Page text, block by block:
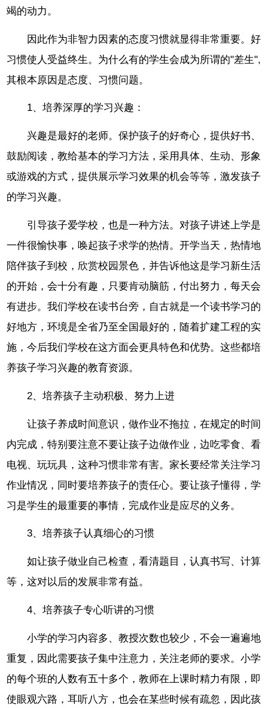
竭的动力。
因此作为非智力因素的态度习惯就显得非常重要。好
习惯使人受益终生。为什么有的学生会成为所谓的"差生",
其根本原因是态度、习惯问题。
1、培养深厚的学习兴趣：
兴趣是最好的老师。保护孩子的好奇心，提供好书、
鼓励阅读，教给基本的学习方法，采用具体、生动、形象
或游戏的方式，提供展示学习效果的机会等等，激发孩子
的学习兴趣。
引导孩子爱学校，也是一种方法。对孩子讲述上学是
一件很愉快事，唤起孩子求学的热情。开学当天，热情地
陪伴孩子到校，欣赏校园景色，并告诉他这是学习新生活
的开始，会十分有趣，只要肯动脑筋，付出努力，每天会
有进步。我们学校在读书台旁，自古就是一个读书学习的
好地方，环境是全省乃至全国最好的，随着扩建工程的实
施，今后我们学校在这方面会更具特色和优势。这些都培
养孩子学习兴趣的教育资源。
2、培养孩子主动积极、努力上进
让孩子养成时间意识，做作业不拖拉，在规定的时间
内完成，特别要注意不要让孩子边做作业，边吃零食、看
电视、玩玩具，这种习惯非常有害。家长要经常关注学习
作业情况，同时要培养孩子的责任心。要让孩子懂得，学
习是学生的最重要的事情，完成作业是应尽的义务。
3、培养孩子认真细心的习惯
如让孩子做业自己检查，看清题目，认真书写、计算
等，这对以后的发展非常有益。
4、培养孩子专心听讲的习惯
小学的学习内容多、教授次数也较少，不会一遍遍地
重复，因此需要孩子集中注意力，关注老师的要求。小学
的每个班的人数有五十多个，教师在上课时精力有限，即
使眼观六路，耳听八方，也会在某些时候有疏忽，因此孩